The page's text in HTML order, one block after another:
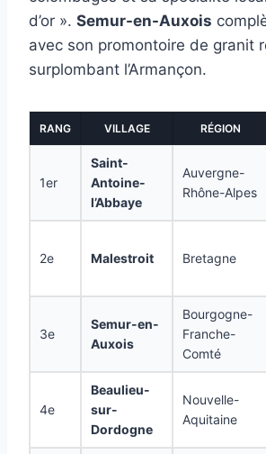
d’or ». Semur-en-Auxois
avec son promontoire de granit
surplombant l’Armançon.
RANG VILLAGE RÉGION
1er
Saint-
Antoine-
l’Abbaye
Auvergne-
Rhône-Alpes
2e Malestroit Bretagne
3e
Semur-en-
Auxois
Bourgogne-
Franche-
Comté
4e
Beaulieu-
sur-
Dordogne
Nouvelle-
Aquitaine